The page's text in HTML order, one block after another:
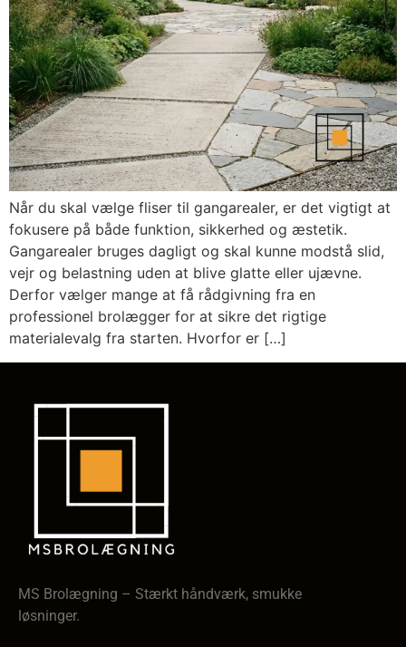
Når du skal vælge fliser til gangarealer, er det vigtigt at
fokusere på både funktion, sikkerhed og æstetik.
Gangarealer bruges dagligt og skal kunne modstå slid,
vejr og belastning uden at blive glatte eller ujævne.
Derfor vælger mange at få rådgivning fra en
professionel brolægger for at sikre det rigtige
materialevalg fra starten. Hvorfor er […]
MS Brolægning – Stærkt håndværk, smukke
løsninger.